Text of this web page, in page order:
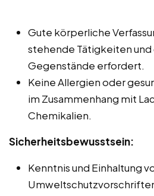
Gute körperliche
stehende Tätigkeiten
Gegenstände erfordert.
Keine Allergien oder
im Zusammenhang mit
Chemikalien.
Sicherheitsbewusstsein:
Kenntnis und Einhaltung